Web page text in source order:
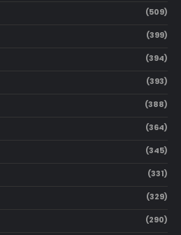
(509)
(399)
(394)
(393)
(388)
(364)
(345)
(331)
(329)
(290)